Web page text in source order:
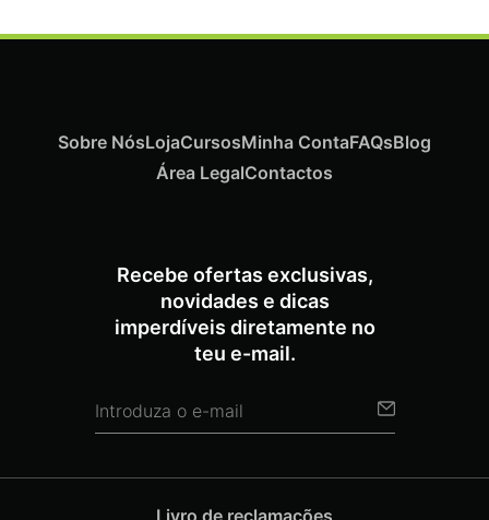
Recebe ofertas exclusivas,
novidades e dicas
imperdíveis diretamente no
teu e-mail.
Sobre NósLojaCursosMinha ContaFAQsBlog
Área LegalContactos
Livro de reclamações